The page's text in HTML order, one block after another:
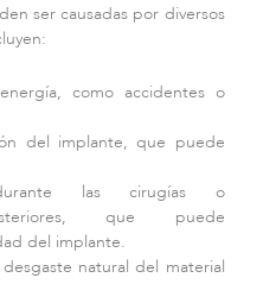
ser causadas por diversos
como accidentes o
del implante, que puede
las cirugías o
que puede
del implante.
natural del material